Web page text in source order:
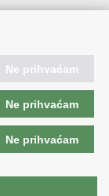
i investicije
Ne prihvaćam
Ne prihvaćam
Ne prihvaćam